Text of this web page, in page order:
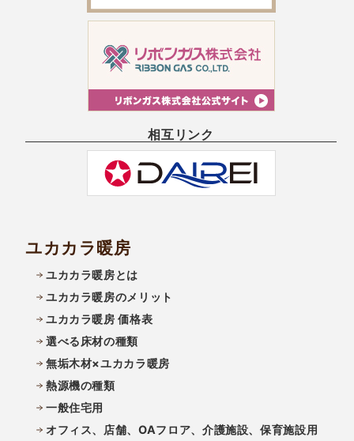
相互リンク
ユカカラ暖房
ユカカラ暖房とは
ユカカラ暖房のメリット
ユカカラ暖房 価格表
選べる床材の種類
無垢木材×ユカカラ暖房
熱源機の種類
一般住宅用
オフィス、店舗、OAフロア、介護施設、保育施設用